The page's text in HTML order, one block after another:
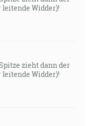
Widder)!
zieht dann der
Widder)!